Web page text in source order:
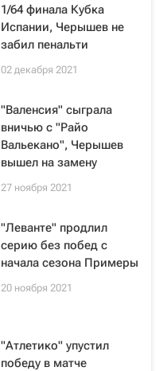
1/64 финала Кубка
Испании, Черышев не
забил пенальти
02 декабря 2021
"Валенсия" сыграла
вничью с "Райо
Вальекано", Черышев
вышел на замену
27 ноября 2021
"Леванте" продлил
серию без побед с
начала сезона Примеры
20 ноября 2021
"Атлетико" упустил
победу в матче